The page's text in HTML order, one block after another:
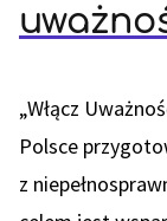
„Włącz
Polsce
z